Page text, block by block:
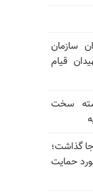
سازمان
قیام
سخت
۱۱ زخمی برجا گذاشت؛
حمایت